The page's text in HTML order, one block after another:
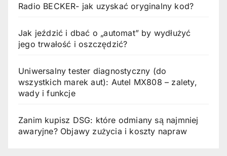
Radio BECKER- jak uzyskać oryginalny kod?
Jak jeździć i dbać o „automat” by wydłużyć
jego trwałość i oszczędzić?
Uniwersalny tester diagnostyczny (do
wszystkich marek aut): Autel MX808 – zalety,
wady i funkcje
Zanim kupisz DSG: które odmiany są najmniej
awaryjne? Objawy zużycia i koszty napraw